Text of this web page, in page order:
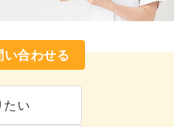
い合わせる
たい